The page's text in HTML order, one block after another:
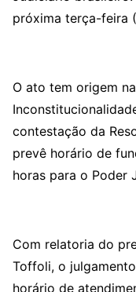
próxima terça-feira
O ato tem origem
contestação da
prevê horário de
horas para o Poder
Com relatoria do
Toffoli, o
horário de